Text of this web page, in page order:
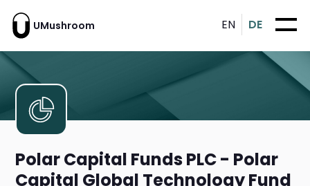
UMushroom EN DE
Polar Capital Funds PLC - Polar
Capital Global Technology Fund